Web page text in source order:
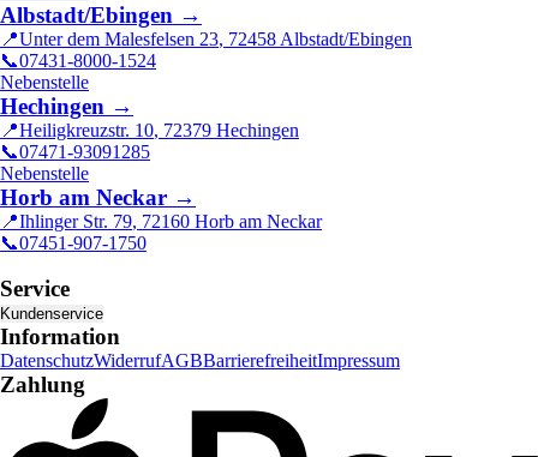
Albstadt/Ebingen →
📍Unter dem Malesfelsen 23, 72458 Albstadt/Ebingen
📞07431-8000-1524
Nebenstelle
Hechingen →
📍Heiligkreuzstr. 10, 72379 Hechingen
📞07471-93091285
Nebenstelle
Horb am Neckar →
📍Ihlinger Str. 79, 72160 Horb am Neckar
📞07451-907-1750
Service
Kundenservice
Information
DatenschutzWiderrufAGBBarrierefreiheitImpressum
Zahlung